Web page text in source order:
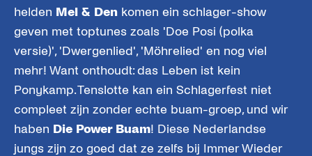
helden Mel & Den komen ein schlager-show
geven met toptunes zoals 'Doe Posi (polka
versie)', 'Dwergenlied', 'Möhrelied' en nog viel
mehr! Want onthoudt: das Leben ist kein
Ponykamp. Tenslotte kan ein Schlagerfest niet
compleet zijn zonder echte buam-groep, und wir
haben Die Power Buam! Diese Nederlandse
jungs zijn zo goed dat ze zelfs bij Immer Wieder